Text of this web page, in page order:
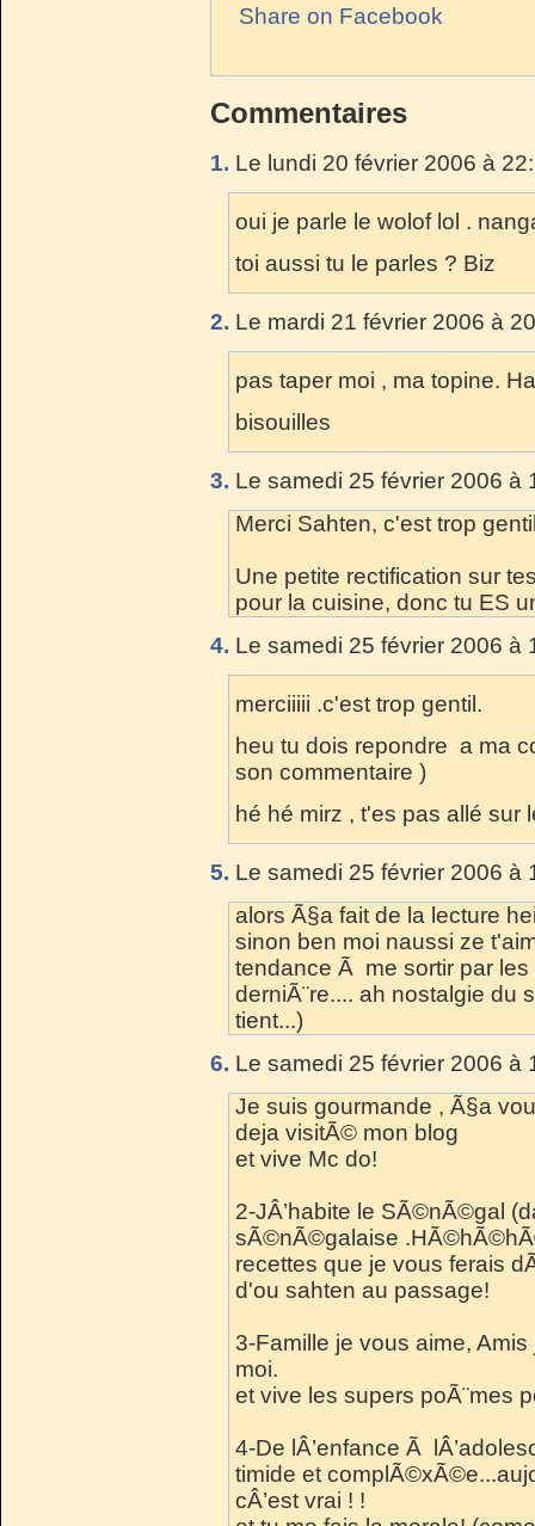
Share on Facebook
Commentaires
1. Le lundi 20 février 2006 à
oui je parle le wolof lol .
toi aussi tu le parles ? Biz
2. Le mardi 21 février 2006 à
pas taper moi , ma topine.
bisouilles
3. Le samedi 25 février 2006 à
Merci Sahten, c'est trop
Une petite rectification sur
pour la cuisine, donc tu ES
4. Le samedi 25 février 2006 à
merciiiii .c'est trop gentil.
heu tu dois repondre a ma
son commentaire )
hé hé mirz , t'es pas allé sur
5. Le samedi 25 février 2006 à
alors Ã§a fait de la lecture
sinon ben moi naussi ze
tendance Ã me sortir par
derniÃ¨re.... ah nostalgie du
tient...)
6. Le samedi 25 février 2006 à
Je suis gourmande , Ã§a
deja visitÃ© mon blog
et vive Mc do!
2-JÂ’habite le SÃ©nÃ©gal
sÃ©nÃ©galaise
recettes que je vous ferais
d'ou sahten au passage!
3-Famille je vous aime,
moi.
et vive les supers poÃ¨mes
4-De lÂ’enfance Ã
timide et
cÂ’est vrai ! !